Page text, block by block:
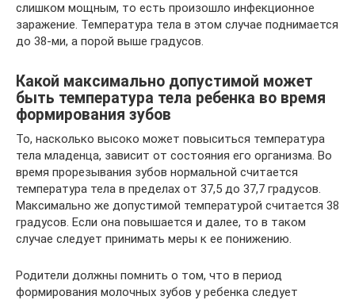
слишком мощным, то есть произошло инфекционное
заражение. Температура тела в этом случае поднимается
до 38-ми, а порой выше градусов.
Какой максимально допустимой может
быть температура тела ребенка во время
формирования зубов
То, насколько высоко может повыситься температура
тела младенца, зависит от состояния его организма. Во
время прорезывания зубов нормальной считается
температура тела в пределах от 37,5 до 37,7 градусов.
Максимально же допустимой температурой считается 38
градусов. Если она повышается и далее, то в таком
случае следует принимать меры к ее понижению.
Родители должны помнить о том, что в период
формирования молочных зубов у ребенка следует